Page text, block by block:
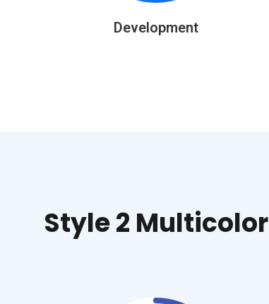
Development
Style 2 Multicolor